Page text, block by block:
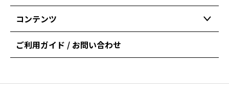
コンテンツ
ご利用ガイド / お問い合わせ